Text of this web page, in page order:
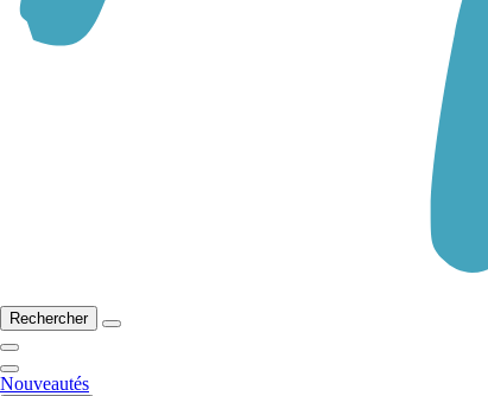
Rechercher
Nouveautés